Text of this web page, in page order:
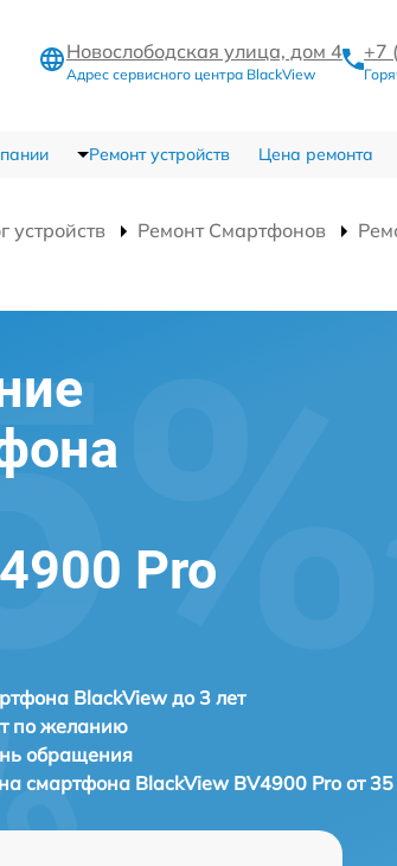
Новослободская улица, дом 4
Адрес сервисного центра BlackView
+7
Ремонт устройств Цена ремонта
устройств Ремонт Смартфонов
Pro
BlackView до 3 лет
по желанию
обращения
смартфона BlackView BV4900 Pro от